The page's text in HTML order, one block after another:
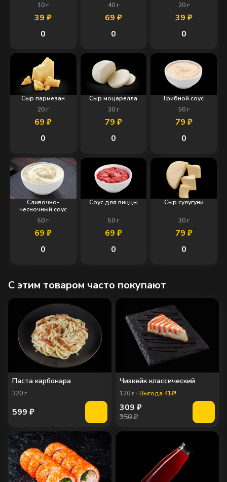
10 г
39₽
0
40г
69 ₽
0
20г
39 ₽
0
Сыр пармезан
20 г
69₽
0
Сыр моцарелла
30г
79 ₽
0
Грибной соус
50г
79 ₽
0
Сливочно-
чесночный соус
50 г
69₽
0
Соус для пиццы
50г
69 ₽
0
Сыр сулугуни
30г
79 ₽
0
C этим товаром часто покупают
Паста карбонара
320 г
599 ₽
Чизкейк классический
120 г Выгода 41₽!
309 ₽
350 ₽